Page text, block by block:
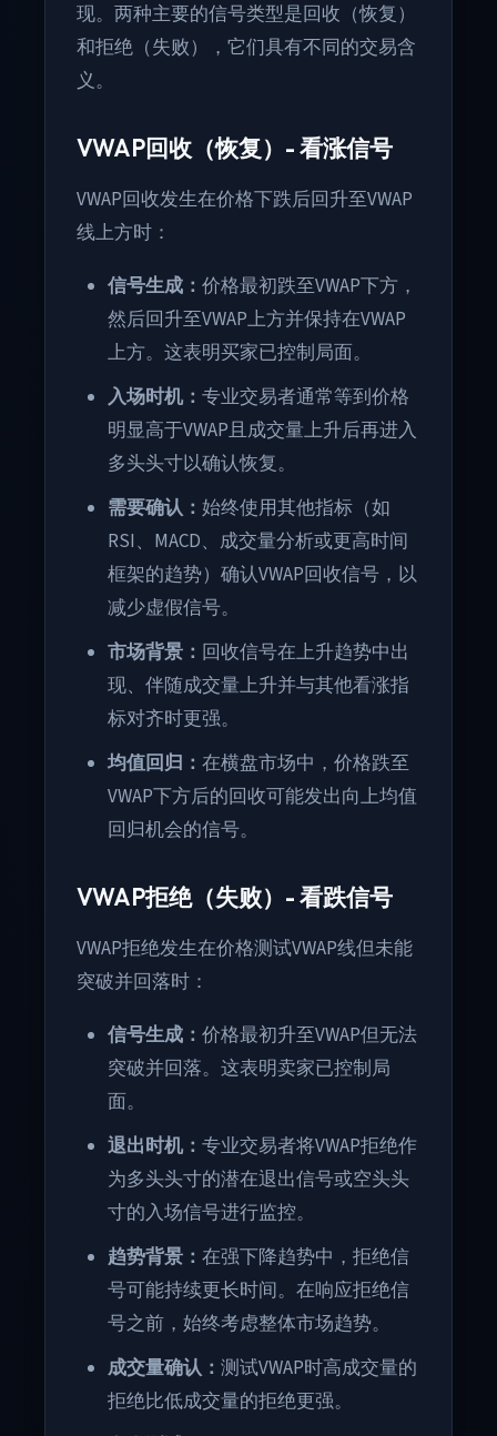
现。两种主要的信号类型是回收（恢复）
和拒绝（失败），它们具有不同的交易含
义。
VWAP回收（恢复）- 看涨信号
VWAP回收发生在价格下跌后回升至VWAP
线上方时：
信号生成： 价格最初跌至VWAP下方，
然后回升至VWAP上方并保持在VWAP
上方。这表明买家已控制局面。
入场时机： 专业交易者通常等到价格
明显高于VWAP且成交量上升后再进入
多头头寸以确认恢复。
需要确认： 始终使用其他指标（如
RSI、MACD、成交量分析或更高时间
框架的趋势）确认VWAP回收信号，以
减少虚假信号。
市场背景： 回收信号在上升趋势中出
现、伴随成交量上升并与其他看涨指
标对齐时更强。
均值回归： 在横盘市场中，价格跌至
VWAP下方后的回收可能发出向上均值
回归机会的信号。
VWAP拒绝（失败）- 看跌信号
VWAP拒绝发生在价格测试VWAP线但未能
突破并回落时：
信号生成： 价格最初升至VWAP但无法
突破并回落。这表明卖家已控制局
面。
退出时机： 专业交易者将VWAP拒绝作
为多头头寸的潜在退出信号或空头头
寸的入场信号进行监控。
趋势背景： 在强下降趋势中，拒绝信
号可能持续更长时间。在响应拒绝信
号之前，始终考虑整体市场趋势。
成交量确认： 测试VWAP时高成交量的
拒绝比低成交量的拒绝更强。